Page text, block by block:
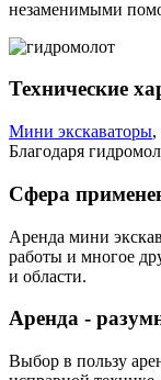
незаменимыми
Технические
Мини экскаваторы,
Благодаря
Сфера
Аренда мини
работы и многое
и области.
Аренда -
Выбор в пользу